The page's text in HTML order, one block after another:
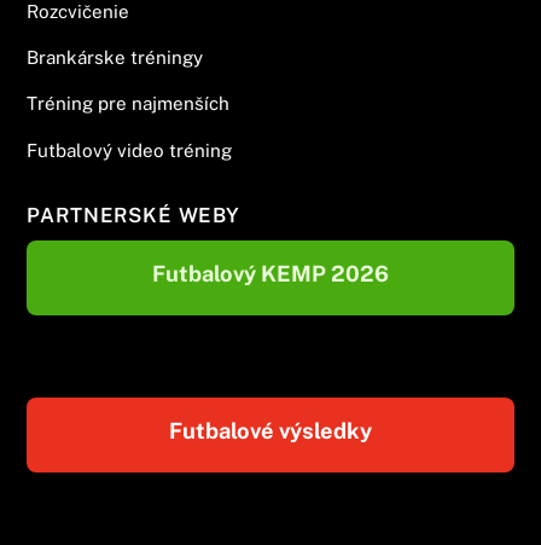
Rozcvičenie
Brankárske tréningy
Tréning pre najmenších
Futbalový video tréning
PARTNERSKÉ WEBY
Futbalový KEMP 2026
Futbalové výsledky